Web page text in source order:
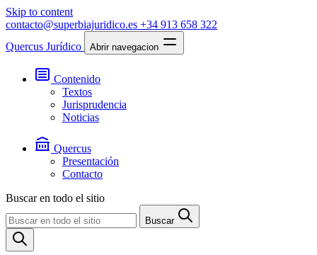
Skip to content
contacto@superbiajuridico.es +34 913 658 322
Quercus Jurídico
Abrir navegacion
Contenido
Textos
Jurisprudencia
Noticias
Quercus
Presentación
Contacto
Buscar en todo el sitio
Buscar